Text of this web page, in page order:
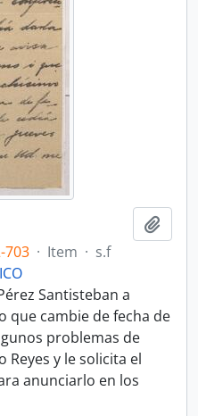
703 · Item · s.f
Santisteban a
que cambie de fecha de
problemas de
y le solicita el
anunciarlo en los